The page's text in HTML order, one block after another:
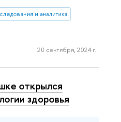
и аналитика
20 сентября, 2024 г.
открылся
здоровья